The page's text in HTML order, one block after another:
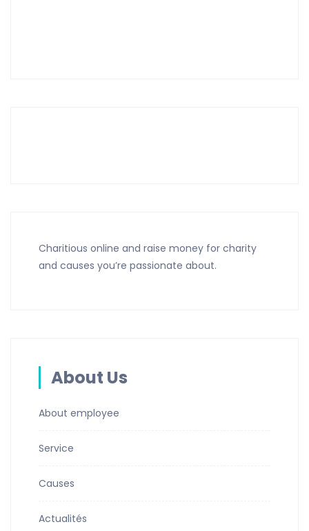
Charitious online and raise money for charity
and causes you’re passionate about.
About Us
About employee
Service
Causes
Actualités